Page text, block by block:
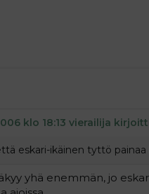
klo 18:13 vierailija
eskari-ikäinen tyttö
yhä enemmän, jo